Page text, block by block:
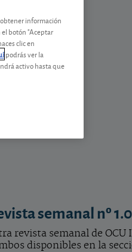
semanal nº
revista semanal de OCU
disponibles en la
información
botón "Aceptar
clic en
podrás ver la
activo hasta que